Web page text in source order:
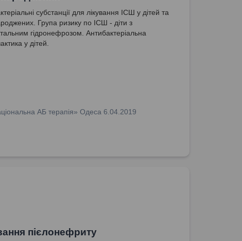
субстанції для лікування ІСШ у дітей та
Група ризику по ІСШ - діти з
гідронефрозом. Антибактеріальна
у дітей.
АБ терапія» Одеса 6.04.2019
пієлонефриту